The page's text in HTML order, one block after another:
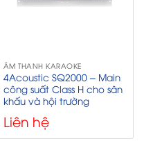
ÂM THANH KARAOKE
4Acoustic SQ2000 – Main
công suất Class H cho sân
khấu và hội trường
Liên hệ